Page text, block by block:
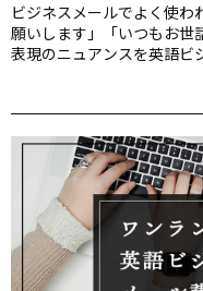
ビジネスメールでよく使
願いします」「いつもお世
表現のニュアンスを英語ビ
いでしょうか。経営コン
正確かつ明確にメールを